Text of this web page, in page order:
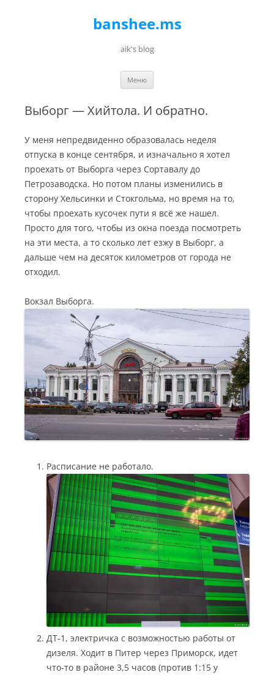
banshee.ms
aik's blog
Меню
Выборг — Хийтола. И обратно.
У меня непредвиденно образовалась неделя
отпуска в конце сентября, и изначально я хотел
проехать от Выборга через Сортавалу до
Петрозаводска. Но потом планы изменились в
сторону Хельсинки и Стокгольма, но время на то,
чтобы проехать кусочек пути я всё же нашел.
Просто для того, чтобы из окна поезда посмотреть
на эти места, а то сколько лет езжу в Выборг, а
дальше чем на десяток километров от города не
отходил.
Вокзал Выборга.
Расписание не работало.
ДТ-1, электричка с возможностью работы от
дизеля. Ходит в Питер через Приморск, идет
что-то в районе 3,5 часов (против 1:15 у